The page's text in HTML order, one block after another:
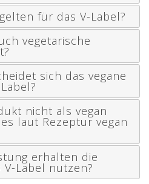
für das V-Label?
vegetarische
sich das vegane
nicht als vegan
laut Rezeptur vegan
erhalten die
Label nutzen?